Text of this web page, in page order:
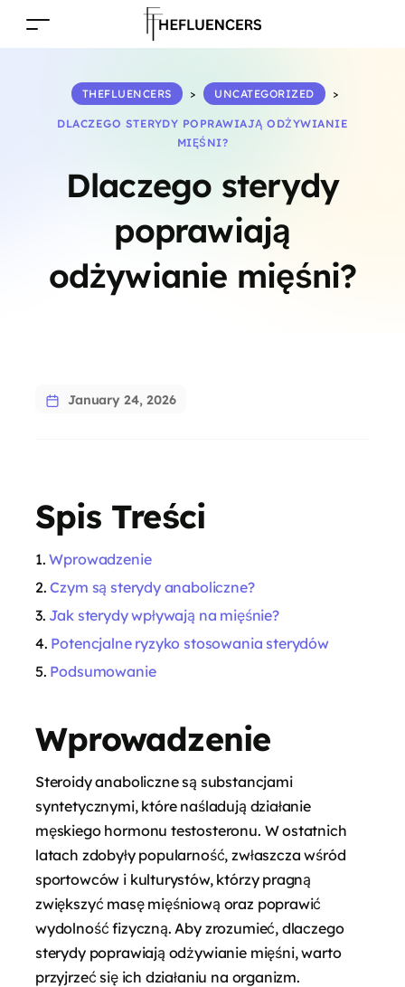
Dlaczego sterydy
poprawiają
odżywianie mięśni?
THEFLUENCERS > UNCATEGORIZED >
DLACZEGO STERYDY POPRAWIAJĄ ODŻYWIANIE
MIĘŚNI?
January 24, 2026
Spis Treści
Wprowadzenie
Czym są sterydy anaboliczne?
Jak sterydy wpływają na mięśnie?
Potencjalne ryzyko stosowania sterydów
Podsumowanie
Wprowadzenie
Steroidy anaboliczne są substancjami
syntetycznymi, które naśladują działanie
męskiego hormonu testosteronu. W ostatnich
latach zdobyły popularność, zwłaszcza wśród
sportowców i kulturystów, którzy pragną
zwiększyć masę mięśniową oraz poprawić
wydolność fizyczną. Aby zrozumieć, dlaczego
sterydy poprawiają odżywianie mięśni, warto
przyjrzeć się ich działaniu na organizm.